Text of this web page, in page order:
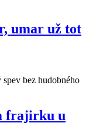
umar už tot
bez hudobného
frajirku u